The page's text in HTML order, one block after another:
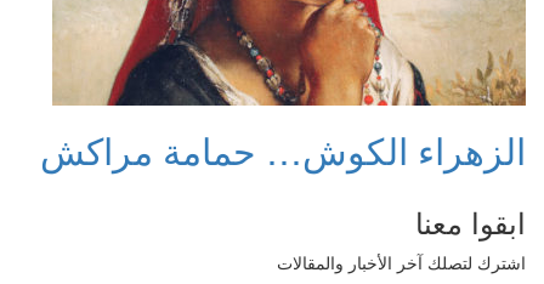
الزهراء الكوش… حمامة مراكش
ابقوا معنا
اشترك لتصلك آخر الأخبار والمقالات